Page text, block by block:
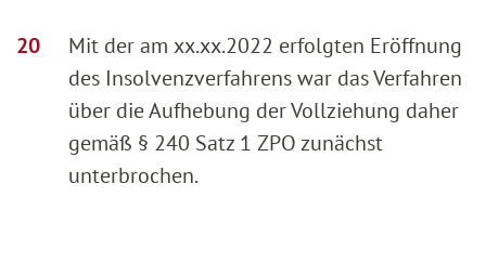
Mit der am xx.xx.2022 erfolgten Eröffnung
des Insolvenzverfahrens war das Verfahren
über die Aufhebung der Vollziehung daher
gemäß § 240 Satz 1 ZPO zunächst
unterbrochen.